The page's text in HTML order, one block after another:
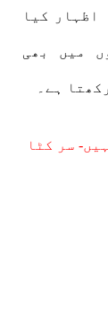
اظہار کیا
میں بھی
ہے۔
سر کٹا